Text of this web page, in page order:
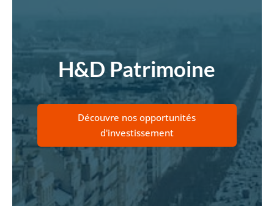
H&D Patrimoine
Découvre nos opportunités
d'investissement